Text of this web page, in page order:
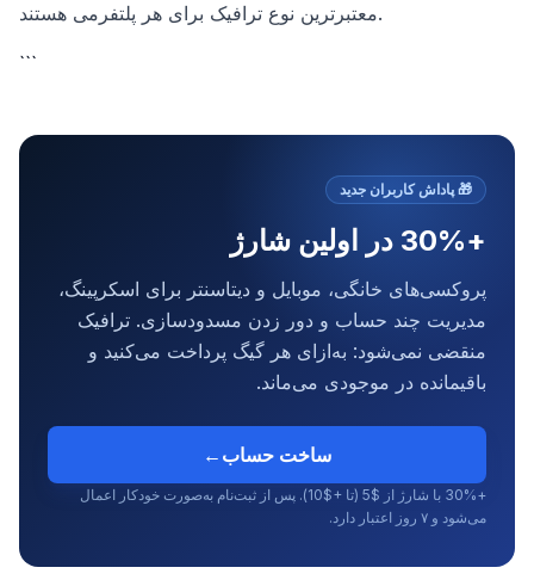
معتبرترین نوع ترافیک برای هر پلتفرمی هستند.
```
🎁پاداش کاربران جدید
+30% در اولین شارژ
پروکسی‌های خانگی، موبایل و دیتاسنتر برای اسکرپینگ،
مدیریت چند حساب و دور زدن مسدودسازی. ترافیک
منقضی نمی‌شود: به‌ازای هر گیگ پرداخت می‌کنید و
باقیمانده در موجودی می‌ماند.
ساخت حساب ←
+30% با شارژ از $5 (تا +$10). پس از ثبت‌نام به‌صورت خودکار اعمال
می‌شود و ۷ روز اعتبار دارد.